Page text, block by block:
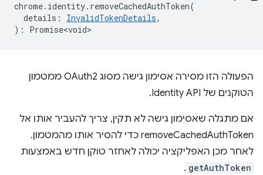
chrome. identity. removeCachedAuthToken(
details : InvalidTokenDetails,
) : Promise<void>
הפעולה הזו מסירה אסימון גישה מסוג OAuth2 ממטמון
הטוקנים של Identity API.
אם מתגלה שאסימון גישה לא תקין, צריך להעביר אותו אל
removeCachedAuthToken כדי להסיר אותו מהמטמון.
לאחר מכן האפליקציה יכולה לאחזר טוקן חדש באמצעות
getAuthToken
.